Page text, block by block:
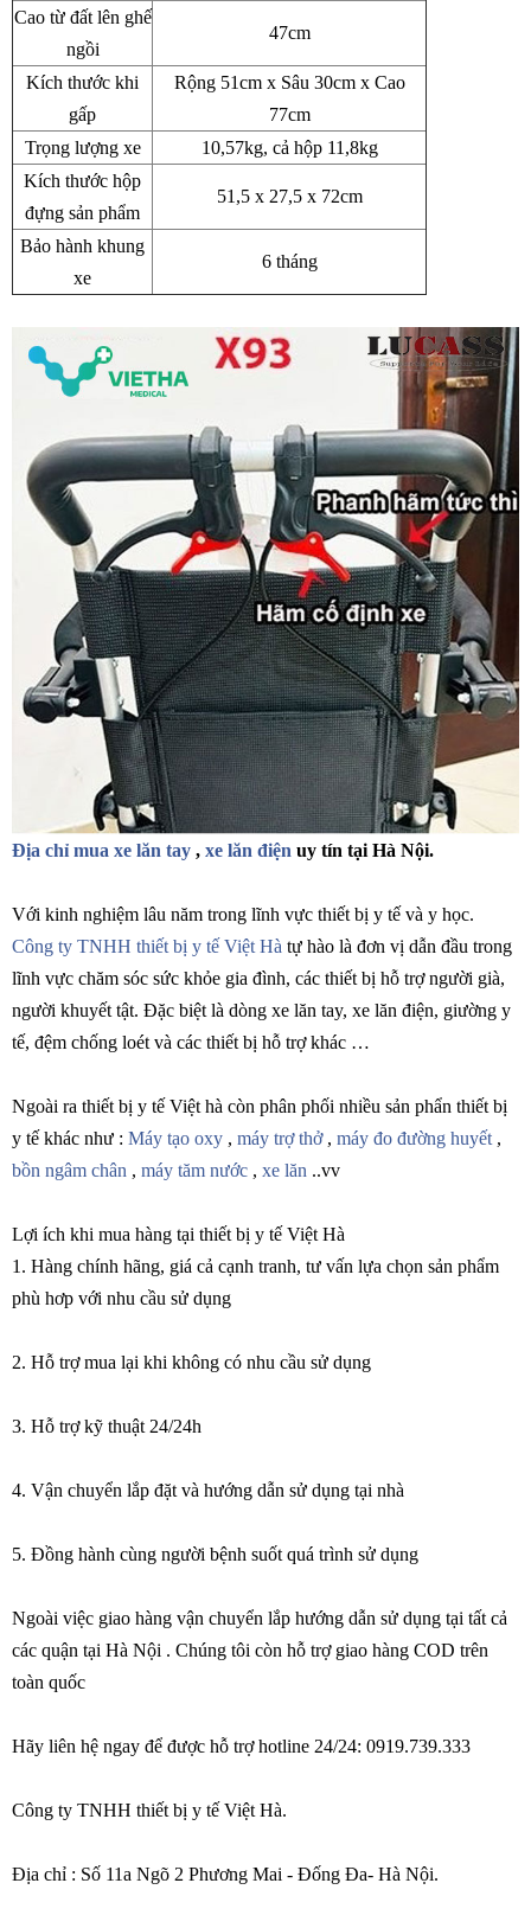
Cao từ đất lên ghế
ngồi
47cm
Kích thước khi
gấp
Rộng 51cm x Sâu 30cm x Cao
77cm
Trọng lượng xe
10,57kg, cả hộp 11,8kg
Kích thước hộp
đựng sản phẩm
51,5 x 27,5 x 72cm
Bảo hành khung
xe
6 tháng
Địa chỉ mua xe lăn tay , xe lăn điện uy tín tại Hà Nội.
Với kinh nghiệm lâu năm trong lĩnh vực thiết bị y tế và y học.
Công ty TNHH thiết bị y tế Việt Hà tự hào là đơn vị dẫn đầu trong
lĩnh vực chăm sóc sức khỏe gia đình, các thiết bị hỗ trợ người già,
người khuyết tật. Đặc biệt là dòng xe lăn tay, xe lăn điện, giường y
tế, đệm chống loét và các thiết bị hỗ trợ khác …
Ngoài ra thiết bị y tế Việt hà còn phân phối nhiều sản phẩn thiết bị
y tế khác như : Máy tạo oxy , máy trợ thở, máy đo đường huyết,
bồn ngâm chân , máy tăm nước , xe lăn ..vv
Lợi ích khi mua hàng tại thiết bị y tế Việt Hà
1. Hàng chính hãng, giá cả cạnh tranh, tư vấn lựa chọn sản phẩm
phù hơp với nhu cầu sử dụng
2. Hỗ trợ mua lại khi không có nhu cầu sử dụng
3. Hỗ trợ kỹ thuật 24/24h
4. Vận chuyển lắp đặt và hướng dẫn sử dụng tại nhà
5. Đồng hành cùng người bệnh suốt quá trình sử dụng
Ngoài việc giao hàng vận chuyển lắp hướng dẫn sử dụng tại tất cả
các quận tại Hà Nội . Chúng tôi còn hỗ trợ giao hàng COD trên
toàn quốc
Hãy liên hệ ngay để được hỗ trợ hotline 24/24: 0919.739.333
Công ty TNHH thiết bị y tế Việt Hà.
Địa chỉ : Số 11a Ngõ 2 Phương Mai - Đống Đa- Hà Nội.